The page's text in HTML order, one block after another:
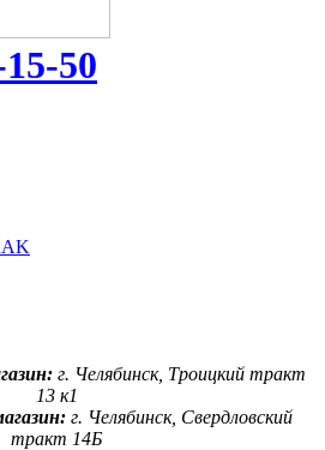
50
г. Челябинск, Троицкий тракт
13 к1
г. Челябинск, Свердловский
тракт 14Б